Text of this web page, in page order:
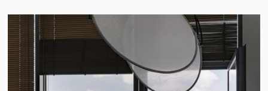
декоративная штукатурка, которая была нанесена
по трафарету «Микки-Маусы».
Хотелось сделать квартиру, которая выглядела бы так же
респектабельно, как сам жилой комплекс, но при этом